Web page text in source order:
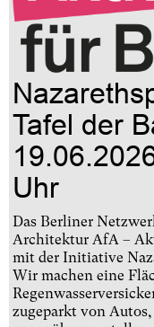
Tafel der
Uhr
Das Berliner
Architektur AfA –
mit der Initiative
Wir machen eine
zugeparkt von